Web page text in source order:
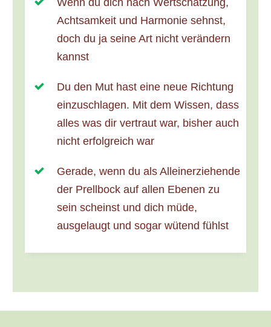
Achtsamkeit und Harmonie sehnst,
doch du ja seine Art nicht verändern
kannst
Du den Mut hast eine neue Richtung
einzuschlagen. Mit dem Wissen, dass
alles was dir vertraut war, bisher auch
nicht erfolgreich war
Gerade, wenn du als Alleinerziehende
der Prellbock auf allen Ebenen zu
sein scheinst und dich müde,
ausgelaugt und sogar wütend fühlst